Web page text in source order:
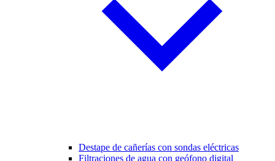
Destape de cañerías con sondas eléctricas
Filtraciones de agua con geófono digital